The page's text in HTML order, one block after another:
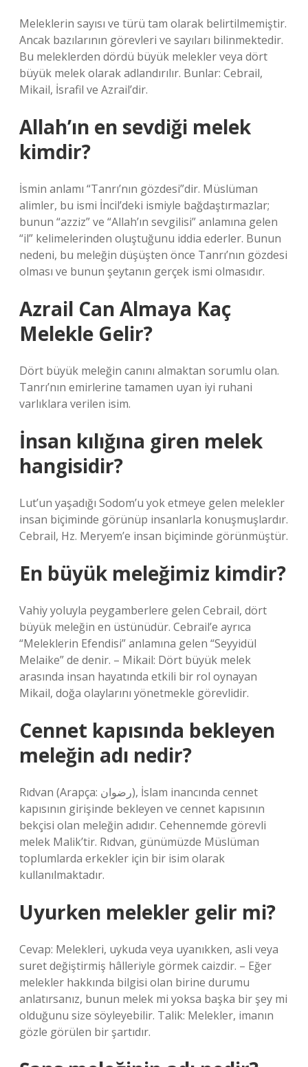
Meleklerin sayısı ve türü tam olarak belirtilmemiştir.
Ancak bazılarının görevleri ve sayıları bilinmektedir.
Bu meleklerden dördü büyük melekler veya dört
büyük melek olarak adlandırılır. Bunlar: Cebrail,
Mikail, İsrafil ve Azrail’dir.
Allah’ın en sevdiği melek
kimdir?
İsmin anlamı “Tanrı’nın gözdesi”dir. Müslüman
alimler, bu ismi İncil’deki ismiyle bağdaştırmazlar;
bunun “azziz” ve “Allah’ın sevgilisi” anlamına gelen
“il” kelimelerinden oluştuğunu iddia ederler. Bunun
nedeni, bu meleğin düşüşten önce Tanrı’nın gözdesi
olması ve bunun şeytanın gerçek ismi olmasıdır.
Azrail Can Almaya Kaç
Melekle Gelir?
Dört büyük meleğin canını almaktan sorumlu olan.
Tanrı’nın emirlerine tamamen uyan iyi ruhani
varlıklara verilen isim.
İnsan kılığına giren melek
hangisidir?
Lut’un yaşadığı Sodom’u yok etmeye gelen melekler
insan biçiminde görünüp insanlarla konuşmuşlardır.
Cebrail, Hz. Meryem’e insan biçiminde görünmüştür.
En büyük meleğimiz kimdir?
Vahiy yoluyla peygamberlere gelen Cebrail, dört
büyük meleğin en üstünüdür. Cebrail’e ayrıca
“Meleklerin Efendisi” anlamına gelen “Seyyidül
Melaike” de denir. – Mikail: Dört büyük melek
arasında insan hayatında etkili bir rol oynayan
Mikail, doğa olaylarını yönetmekle görevlidir.
Cennet kapısında bekleyen
meleğin adı nedir?
Rıdvan (Arapça: رضوان), İslam inancında cennet
kapısının girişinde bekleyen ve cennet kapısının
bekçisi olan meleğin adıdır. Cehennemde görevli
melek Malik’tir. Rıdvan, günümüzde Müslüman
toplumlarda erkekler için bir isim olarak
kullanılmaktadır.
Uyurken melekler gelir mi?
Cevap: Melekleri, uykuda veya uyanıkken, asli veya
suret değiştirmiş hâlleriyle görmek caizdir. – Eğer
melekler hakkında bilgisi olan birine durumu
anlatırsanız, bunun melek mi yoksa başka bir şey mi
olduğunu size söyleyebilir. Talik: Melekler, imanın
gözle görülen bir şartıdır.